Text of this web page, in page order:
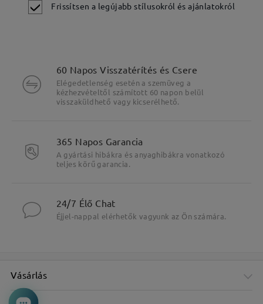
Frissítsen a legújabb stílusokról és ajánlatokról
60 Napos Visszatérítés és Csere
Elégedetlenség esetén a szemüveg a
kézhezvételtől számított 60 napon belül
visszaküldhető vagy kicserélhető.
365 Napos Garancia
A gyártási hibákra és anyaghibákra vonatkozó
teljes körű garancia.
24/7 Élő Chat
Éjjel-nappal elérhetők vagyunk az Ön számára.
Vásárlás